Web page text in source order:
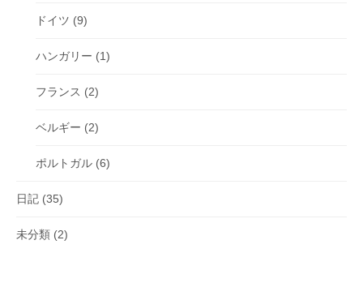
ドイツ (9)
ハンガリー (1)
フランス (2)
ベルギー (2)
ポルトガル (6)
日記 (35)
未分類 (2)